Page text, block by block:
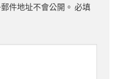
件地址不會公開。 必填